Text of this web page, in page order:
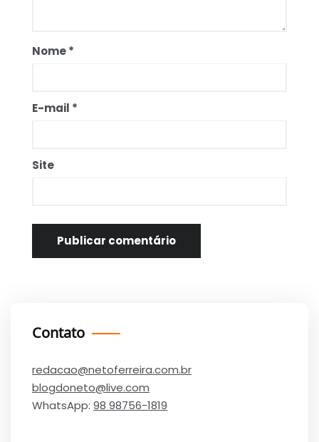
Nome*
E-mail *
Site
Contato
redacao@netoferreira.com.br
blogdoneto@live.com
WhatsApp: 98 98756-1819